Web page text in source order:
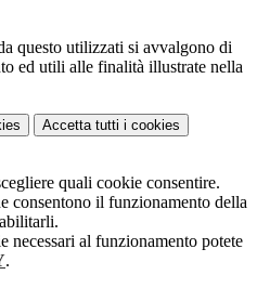
questo utilizzati si avvalgono di
ed utili alle finalità illustrate nella
Accetta tutti i cookies
quali cookie consentire.
consentono il funzionamento della
necessari al funzionamento potete
.